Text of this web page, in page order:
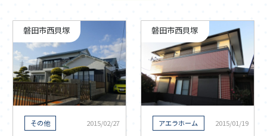
磐田市西貝塚
2015/02/27
その他
磐田市西貝塚
2015/01/19
アエラホーム